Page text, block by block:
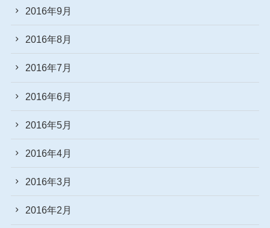
2016年9月
2016年8月
2016年7月
2016年6月
2016年5月
2016年4月
2016年3月
2016年2月